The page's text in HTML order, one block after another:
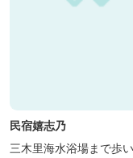
民宿嬉志乃
三木里海水浴場まで歩